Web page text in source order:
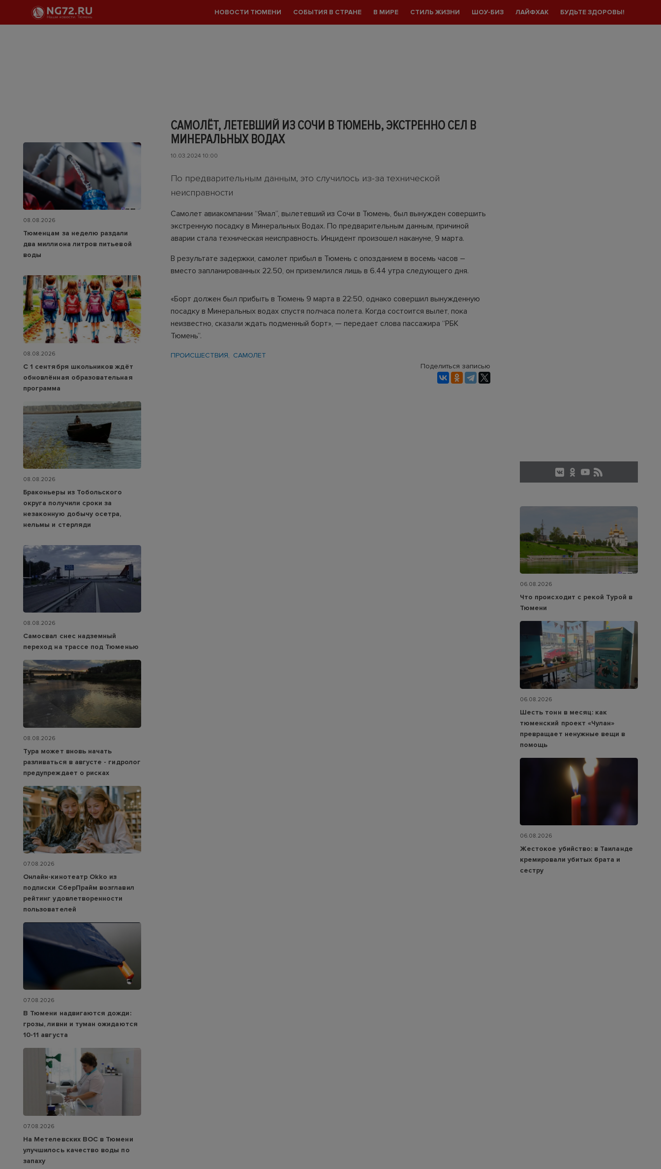
НОВОСТИ ТЮМЕНИ СОБЫТИЯ В СТРАНЕ В МИРЕ СТИЛЬ ЖИЗНИ ШОУ-БИЗ ЛАЙФХАК БУДЬТЕ ЗДОРОВЫ!
САМОЛЁТ, ЛЕТЕВШИЙ ИЗ СОЧИ В ТЮМЕНЬ, ЭКСТРЕННО СЕЛ В
МИНЕРАЛЬНЫХ ВОДАХ
10.03.2024 10:00
По предварительным данным, это случилось из-за технической
неисправности
Самолет авиакомпании “Ямал”, вылетевший из Сочи в Тюмень, был вынужден совершить
экстренную посадку в Минеральных Водах. По предварительным данным, причиной
аварии стала техническая неисправность. Инцидент произошел накануне, 9 марта.
В результате задержки, самолет прибыл в Тюмень с опозданием в восемь часов –
вместо запланированных 22.50, он приземлился лишь в 6.44 утра следующего дня.
«Борт должен был прибыть в Тюмень 9 марта в 22:50, однако совершил вынужденную
посадку в Минеральных водах спустя полчаса полета. Когда состоится вылет, пока
неизвестно, сказали ждать подменный борт», — передает слова пассажира “РБК
Тюмень”.
ПРОИСШЕСТВИЯ
САМОЛЕТ
Поделиться записью
08.08.2026
Тюменцам за неделю раздали
два миллиона литров питьевой
воды
08.08.2026
С 1 сентября школьников ждёт
обновлённая образовательная
программа
08.08.2026
Браконьеры из Тобольского
округа получили сроки за
незаконную добычу осетра,
нельмы и стерляди
08.08.2026
Самосвал снес надземный
переход на трассе под Тюменью
08.08.2026
Тура может вновь начать
разливаться в августе - гидролог
предупреждает о рисках
07.08.2026
Онлайн-кинотеатр Okko из
подписки СберПрайм возглавил
рейтинг удовлетворенности
пользователей
07.08.2026
В Тюмени надвигаются дожди:
грозы, ливни и туман ожидаются
10-11 августа
07.08.2026
На Метелевских ВОС в Тюмени
улучшилось качество воды по
запаху
06.08.2026
Что происходит с рекой Турой в
Тюмени
06.08.2026
Шесть тонн в месяц: как
тюменский проект «Чулан»
превращает ненужные вещи в
помощь
06.08.2026
Жестокое убийство: в Таиланде
кремировали убитых брата и
сестру